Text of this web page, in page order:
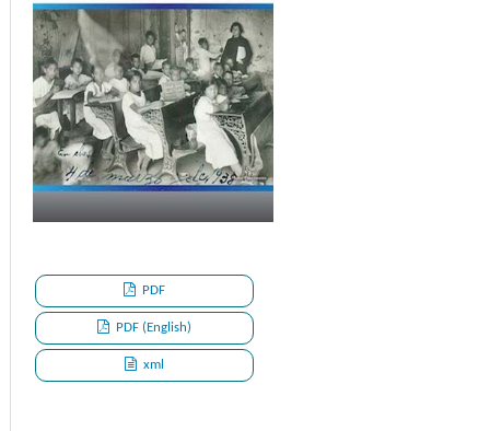
PDF
PDF (English)
xml